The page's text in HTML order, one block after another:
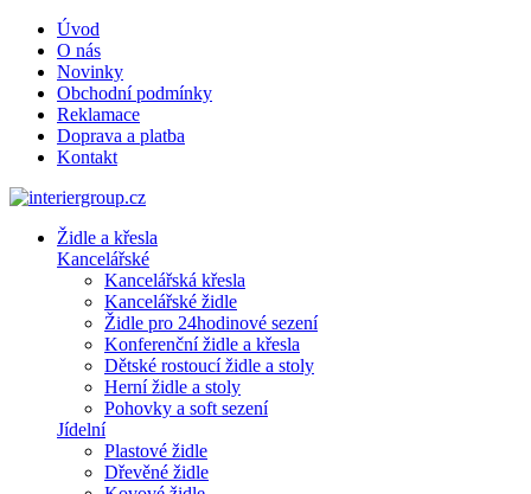
Úvod
O nás
Novinky
Obchodní podmínky
Reklamace
Doprava a platba
Kontakt
Židle a křesla
Kancelářské
Kancelářská křesla
Kancelářské židle
Židle pro 24hodinové sezení
Konferenční židle a křesla
Dětské rostoucí židle a stoly
Herní židle a stoly
Pohovky a soft sezení
Jídelní
Plastové židle
Dřevěné židle